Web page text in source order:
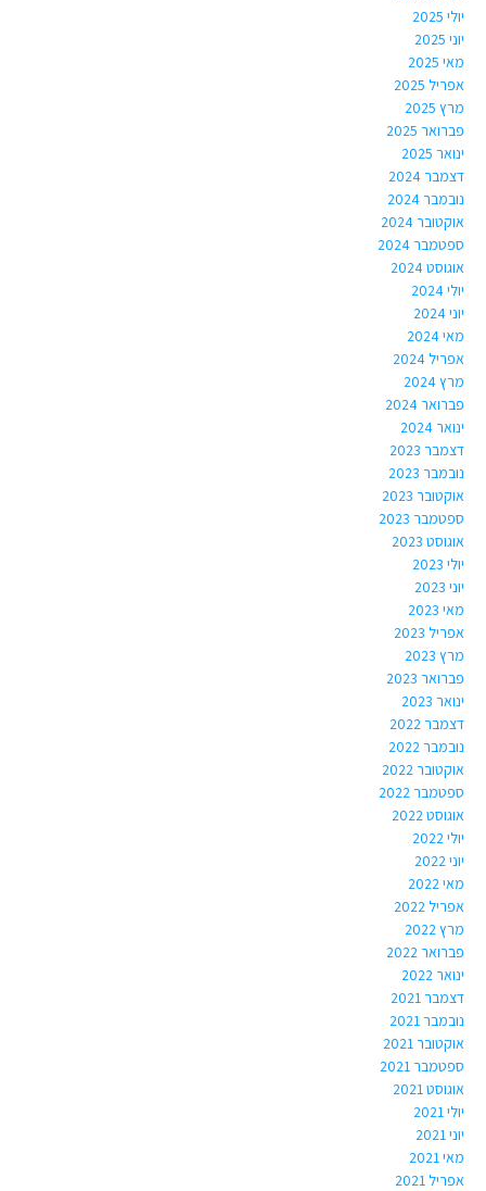
יולי 2025
יוני 2025
מאי 2025
אפריל 2025
מרץ 2025
פברואר 2025
ינואר 2025
דצמבר 2024
נובמבר 2024
אוקטובר 2024
ספטמבר 2024
אוגוסט 2024
יולי 2024
יוני 2024
מאי 2024
אפריל 2024
מרץ 2024
פברואר 2024
ינואר 2024
דצמבר 2023
נובמבר 2023
אוקטובר 2023
ספטמבר 2023
אוגוסט 2023
יולי 2023
יוני 2023
מאי 2023
אפריל 2023
מרץ 2023
פברואר 2023
ינואר 2023
דצמבר 2022
נובמבר 2022
אוקטובר 2022
ספטמבר 2022
אוגוסט 2022
יולי 2022
יוני 2022
מאי 2022
אפריל 2022
מרץ 2022
פברואר 2022
ינואר 2022
דצמבר 2021
נובמבר 2021
אוקטובר 2021
ספטמבר 2021
אוגוסט 2021
יולי 2021
יוני 2021
מאי 2021
אפריל 2021